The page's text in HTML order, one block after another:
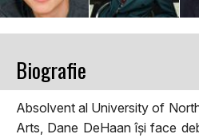
Biografie
Absolvent al University of
Arts, Dane DeHaan își face